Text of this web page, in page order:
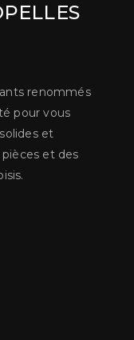
renommés
pour vous
et
et des